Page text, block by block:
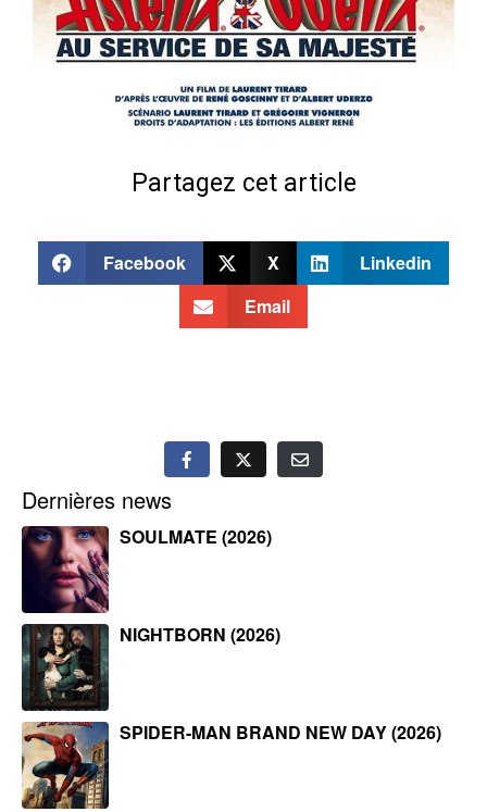
Partagez cet article
Facebook X
Linkedin
Email
Dernières news
SOULMATE (2026)
NIGHTBORN (2026)
SPIDER-MAN BRAND NEW DAY (2026)